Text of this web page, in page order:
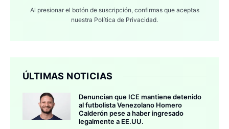
Al presionar el botón de suscripción, confirmas que aceptas
nuestra Política de Privacidad.
ÚLTIMAS NOTICIAS
Denuncian que ICE mantiene detenido
al futbolista Venezolano Homero
Calderón pese a haber ingresado
legalmente a EE.UU.